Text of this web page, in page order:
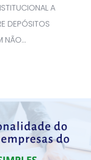
A
DEPÓSITOS
NÃO...